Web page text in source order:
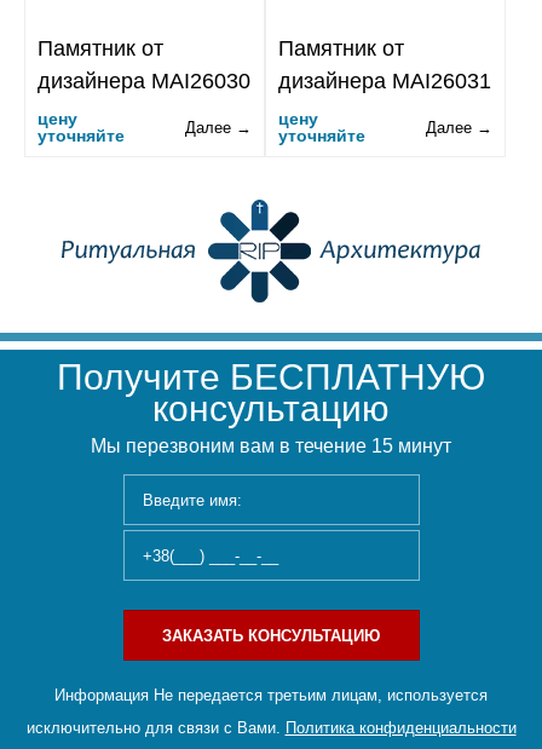
Памятник от
дизайнера MAI26030
цену
уточняйте
Далее →
Памятник от
дизайнера MAI26031
цену
уточняйте
Далее →
Получите БЕСПЛАТНУЮ
консультацию
Мы перезвоним вам в течение 15 минут
ЗАКАЗАТЬ КОНСУЛЬТАЦИЮ
Информация Не передается третьим лицам, используется
исключительно для связи с Вами. Политика конфиденциальности